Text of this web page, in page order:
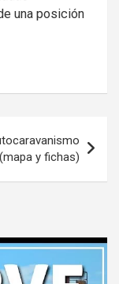
una posición
(mapa y fichas)